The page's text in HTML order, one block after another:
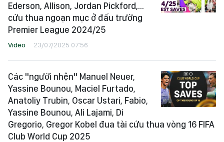
Ederson, Allison, Jordan Pickford,...
cứu thua ngoạn mục ở đấu trường
Premier League 2024/25
Video 23/07/2025 07:56
Các "người nhện" Manuel Neuer,
Yassine Bounou, Maciel Furtado,
Anatoliy Trubin, Oscar Ustari, Fabio,
Yassine Bounou, Ali Lajami, Di
Gregorio, Gregor Kobel đua tài cứu thua vòng 16 FIFA
Club World Cup 2025